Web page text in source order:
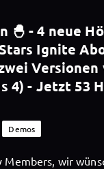
🐣 - 4 neue
Ignite
Versionen
4) - Jetzt 53
Demos
Members, wir